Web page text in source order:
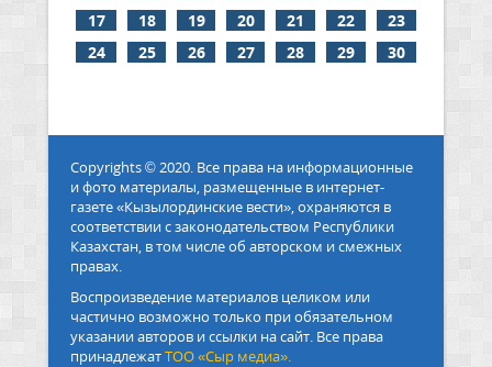
17
18 19 20 21 22
23
24
25 26 27 28 29 30
Copyrights © 2020. Все права на информационные
и фото материалы, размещенные в интернет-
газете «Кызылординские вести», охраняются в
соответствии с законодательством Республики
Казахстан, в том числе об авторском и смежных
правах.
Воспроизведение материалов целиком или
частично возможно только при обязательном
указании авторов и ссылки на сайт. Все права
принадлежатТОО «Сыр медиа».